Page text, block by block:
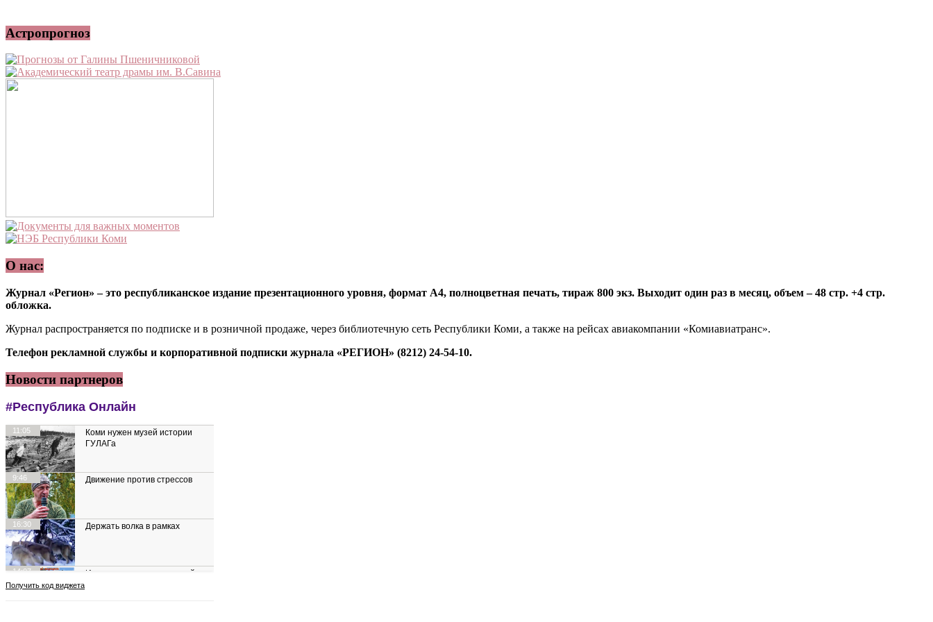
Астропрогноз
О нас:
Журнал «Регион» – это республиканское издание презентационного уровня, формат А4, полноцветная печать, тираж 800 экз. Выходит один раз в месяц, объем – 48 стр. +4 стр.
обложка.
Журнал распространяется по подписке и в розничной продаже, через библиотечную сеть Республики Коми, а также на рейсах авиакомпании «Комиавиатранс».
Телефон рекламной службы и корпоративной подписки журнала «РЕГИОН» (8212) 24-54-10.
Новости партнеров